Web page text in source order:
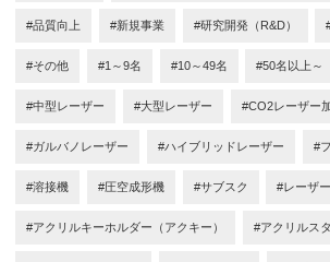
#品質向上 #新規事業 #研究開発（R&D）
#その他 #1～9名 #10～49名 #50名以上～
#中型レーザー #大型レーザー #CO2レーザー
#ガルバノレーザー #ハイブリッドレーザー #
#溶接機 #圧空成形機 #サブスク #レーザ
#アクリルキーホルダー（アクキー） #アクリルス